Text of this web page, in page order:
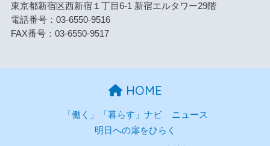
東京都新宿区西新宿１丁目6-1 新宿エルタワー29階
電話番号：03-6550-9516
FAX番号：03-6550-9517
HOME
「働く」「暮らす」ナビ
ニュース
明日への扉をひらく